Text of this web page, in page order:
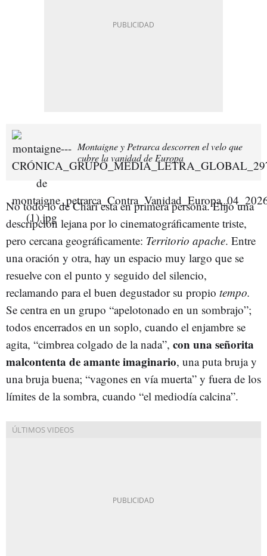
Montaigne y Petrarca descorren el velo que
cubre la vanidad de Europa
No todo lo de Chari está en primera persona. Elijo una
descripción lejana por lo cinematográficamente triste,
pero cercana geográficamente: Territorio apache. Entre
una oración y otra, hay un espacio muy largo que se
resuelve con el punto y seguido del silencio,
reclamando para el buen degustador su propio tempo.
Se centra en un grupo “apelotonado en un sombrajo”;
todos encerrados en un soplo, cuando el enjambre se
agita, “cimbrea colgado de la nada”, con una señorita
malcontenta de amante imaginario, una puta bruja y
una bruja buena; “vagones en vía muerta” y fuera de los
límites de la sombra, cuando “el mediodía calcina”.